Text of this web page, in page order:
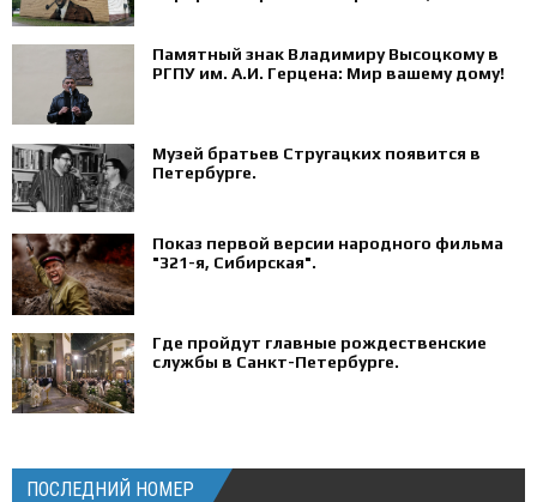
Памятный знак Владимиру Высоцкому в
РГПУ им. А.И. Герцена: Мир вашему дому!
Музей братьев Стругацких появится в
Петербурге‍.
Показ первой версии народного фильма
"321-я, Сибирская".
Где пройдут главные рождественские
службы в Санкт-Петербурге.
ПОСЛЕДНИЙ НОМЕР